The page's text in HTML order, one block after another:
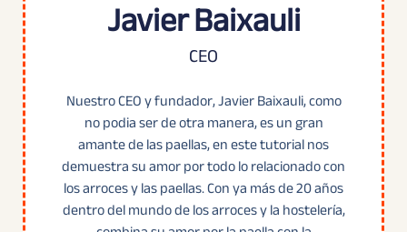
Javier Baixauli
CEO
Nuestro CEO y fundador, Javier Baixauli, como
no podia ser de otra manera, es un gran
amante de las paellas, en este tutorial nos
demuestra su amor por todo lo relacionado con
los arroces y las paellas. Con ya más de 20 años
dentro del mundo de los arroces y la hostelería,